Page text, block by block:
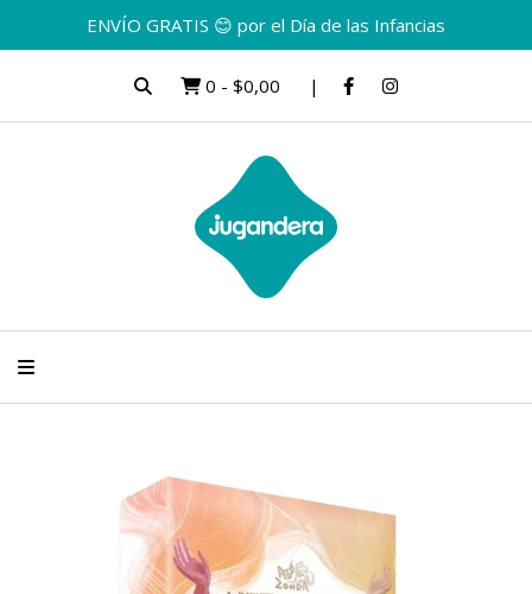
ENVÍO GRATIS 😊 por el Día de las Infancias
0 - $0,00